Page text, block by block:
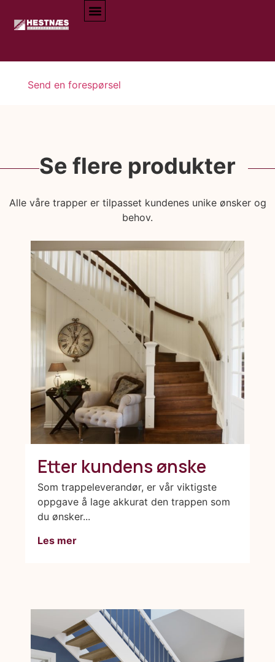
Send en forespørsel
Se flere produkter
Alle våre trapper er tilpasset kundenes unike ønsker og
behov.
Etter kundens ønske
Som trappeleverandør, er vår viktigste
oppgave å lage akkurat den trappen som
du ønsker...
Les mer